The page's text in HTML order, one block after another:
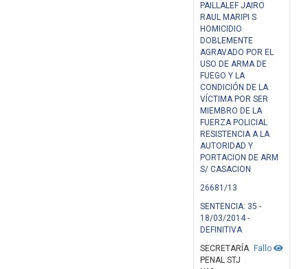
PAILLALEF JAIRO
RAUL MARIPI S
HOMICIDIO
DOBLEMENTE
AGRAVADO POR EL
USO DE ARMA DE
FUEGO Y LA
CONDICIÓN DE LA
VÍCTIMA POR SER
MIEMBRO DE LA
FUERZA POLICIAL
RESISTENCIA A LA
AUTORIDAD Y
PORTACION DE ARM
S/ CASACION
26681/13
SENTENCIA: 35 -
18/03/2014 -
DEFINITIVA
Fallo
SECRETARÍA
PENAL STJ